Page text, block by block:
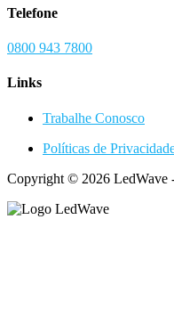
Telefone
0800 943 7800
Links
Trabalhe Conosco
Políticas de
Copyright © 2026 LedWave